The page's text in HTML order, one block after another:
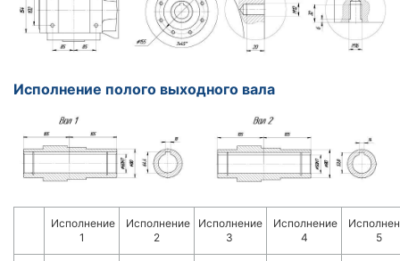
Исполнение полого выходного вала
Исполнение
1
Исполнение
2
Исполнение
3
Исполнение
4
5